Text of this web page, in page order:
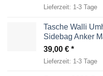
Lieferzeit: 1-3 Tage
Tasche Walli
Sidebag Anker
39,00 €
Lieferzeit: 1-3 Tage